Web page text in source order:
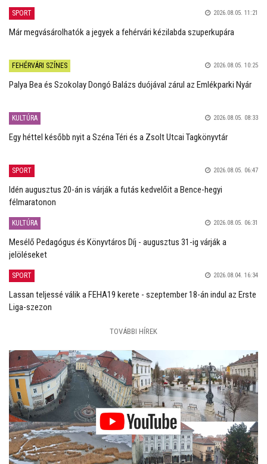
SPORT 2026.08.05. 11:21
Már megvásárolhatók a jegyek a fehérvári kézilabda szuperkupára
FEHÉRVÁRI SZÍNES 2026.08.05. 10:25
Palya Bea és Szokolay Dongó Balázs duójával zárul az Emlékparki Nyár
KULTÚRA 2026.08.05. 08:33
Egy héttel később nyit a Széna Téri és a Zsolt Utcai Tagkönyvtár
SPORT 2026.08.05. 06:47
Idén augusztus 20-án is várják a futás kedvelőit a Bence-hegyi
félmaratonon
KULTÚRA 2026.08.05. 06:31
Mesélő Pedagógus és Könyvtáros Díj - augusztus 31-ig várják a
jelöléseket
SPORT 2026.08.04. 16:34
Lassan teljessé válik a FEHA19 kerete - szeptember 18-án indul az Erste
Liga-szezon
TOVÁBBI HÍREK